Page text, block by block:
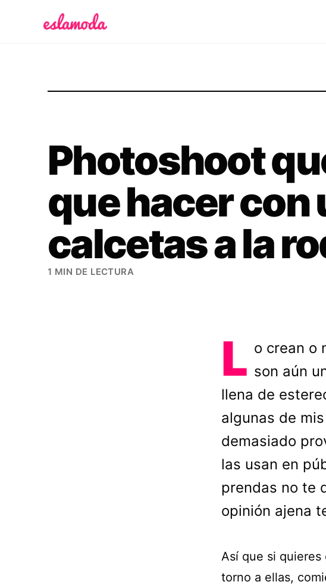
Photoshoot
que hacer con
calcetas a la
1 MIN DE LECTURA
L o crean o
son aún
llena de
algunas de
demasiado
las usan en
prendas no te
opinión ajena
Así que si quieres
torno a ellas,